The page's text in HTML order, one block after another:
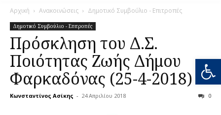
Αρχική Ανακοινώσεις Δημοτικό Συμβούλιο - Επιτροπές
Δημοτικό Συμβούλιο - Επιτροπές
Πρόσκληση του Δ.Σ.
Ποιότητας Ζωής Δήμου
Φαρκαδόνας (25-4-2018)
Κωνσταντίνος Ασίκης - 24 Απριλίου 2018 0